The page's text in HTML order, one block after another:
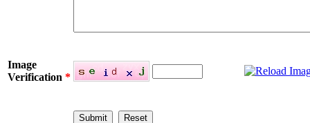
Image
Verification *